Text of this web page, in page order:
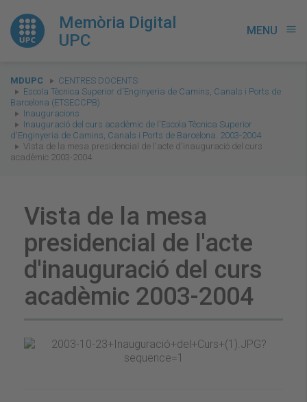
Memòria Digital
UPC
MENU menu
You
are
here:
MDUPC
CENTRES DOCENTS
Escola Tècnica Superior d'Enginyeria de Camins, Canals i Ports de
Barcelona (ETSECCPB)
Inauguracions
Inauguració del curs acadèmic de l'Escola Tècnica Superior
d'Enginyeria de Camins, Canals i Ports de Barcelona. 2003-2004
Vista de la mesa presidencial de l'acte d'inauguració del curs
acadèmic 2003-2004
Vista de la mesa
presidencial de l'acte
d'inauguració del curs
acadèmic 2003-2004